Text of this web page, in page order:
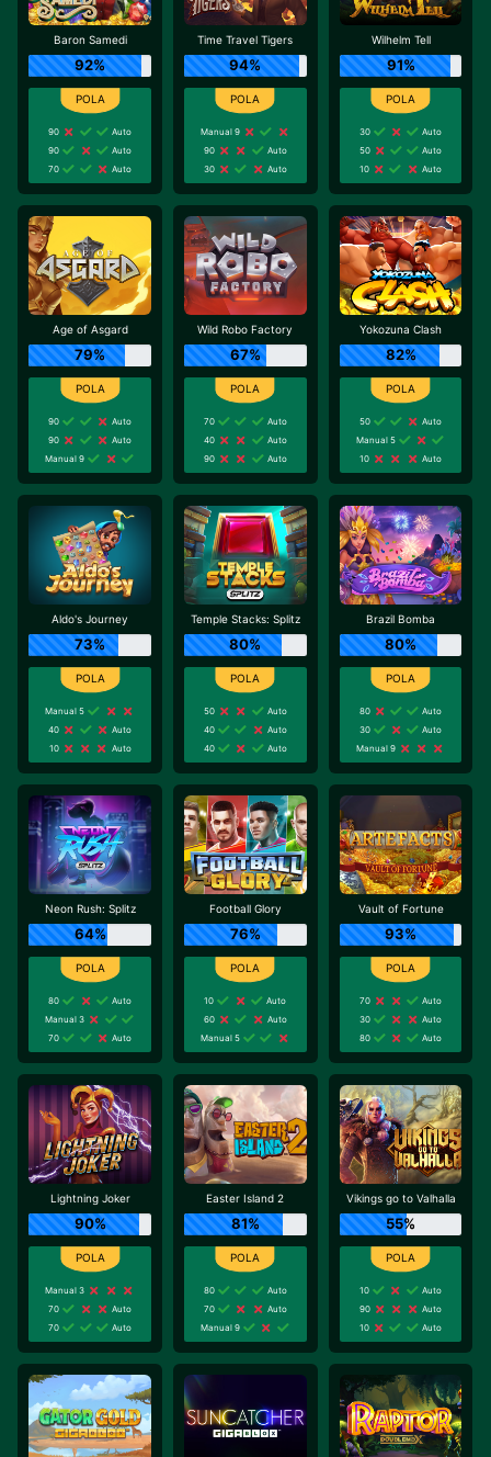
Baron Samedi
92%
90
Auto
90
Auto
70
Auto
Time Travel Tigers
94%
Manual 9
90
Auto
30
Auto
Wilhelm Tell
91%
30
Auto
50
Auto
10
Auto
Age of Asgard
79%
90
Auto
90
Auto
Manual 9
Wild Robo Factory
67%
70
Auto
40
Auto
90
Auto
Yokozuna Clash
82%
50
Auto
Manual 5
10
Auto
Aldo's Journey
73%
Manual 5
40
Auto
10
Auto
Temple Stacks: Splitz
80%
50
Auto
40
Auto
40
Auto
Brazil Bomba
80%
80
Auto
30
Auto
Manual 9
Neon Rush: Splitz
64%
80
Auto
Manual 3
70
Auto
Football Glory
76%
10
Auto
60
Auto
Manual 5
Vault of Fortune
93%
70
Auto
30
Auto
80
Auto
Lightning Joker
90%
Manual 3
70
Auto
70
Auto
Easter Island 2
81%
80
Auto
70
Auto
Manual 9
Vikings go to Valhalla
55%
10
Auto
90
Auto
10
Auto